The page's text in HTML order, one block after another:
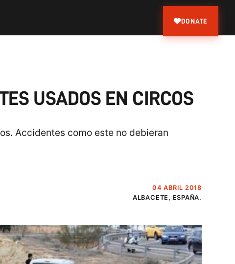
DONATE
USADOS EN CIRCOS
Accidentes como este no debieran
04 ABRIL 2018
ALBACETE, ESPAÑA.